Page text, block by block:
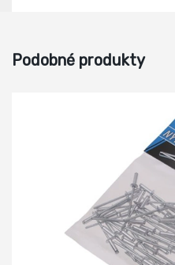
Podobné produkty